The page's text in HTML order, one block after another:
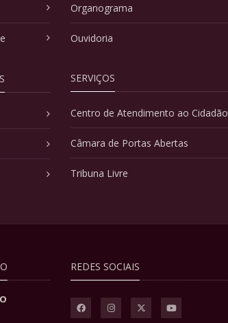
Organograma
Ouvidoria
SERVIÇOS
Centro de Atendimento ao Cidadão
Câmara de Portas Abertas
Tribuna Livre
REDES SOCIAIS